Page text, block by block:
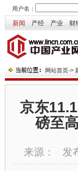
用户名：
新闻 产经 产业 财
网站首页->
京东
磅至
来源： 发